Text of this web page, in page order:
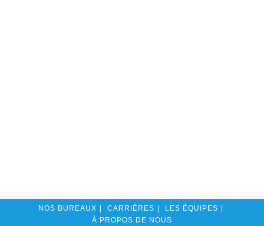
NOS BUREAUX CARRIÈRES
LES ÉQUIPES
À PROPOS DE NOUS